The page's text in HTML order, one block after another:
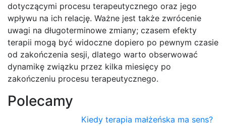
dotyczącymi procesu terapeutycznego oraz jego
wpływu na ich relację. Ważne jest także zwrócenie
uwagi na długoterminowe zmiany; czasem efekty
terapii mogą być widoczne dopiero po pewnym czasie
od zakończenia sesji, dlatego warto obserwować
dynamikę związku przez kilka miesięcy po
zakończeniu procesu terapeutycznego.
Polecamy
Kiedy terapia małżeńska ma sens?